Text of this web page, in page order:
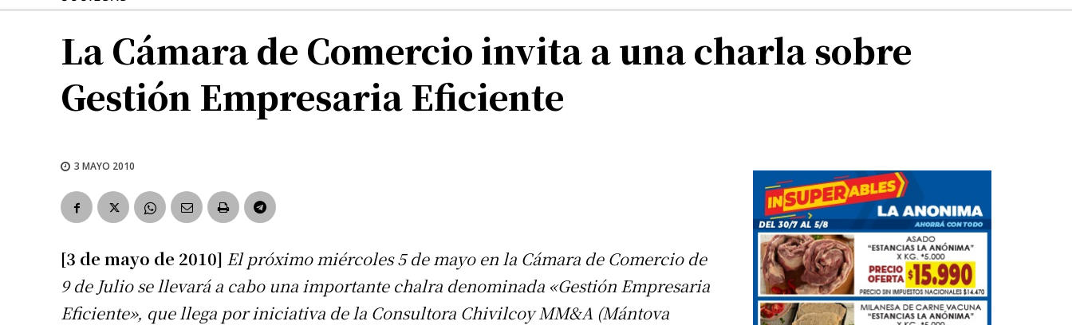
La Cámara de Comercio invita a una charla sobre
Gestión Empresaria Eficiente
3 MAYO 2010
[3 de mayo de 2010] El próximo miércoles 5 de mayo en la Cámara de Comercio de
9 de Julio se llevará a cabo una importante chalra denominada «Gestión Empresaria
Eficiente», que llega por iniciativa de la Consultora Chivilcoy MM&A (Mántova